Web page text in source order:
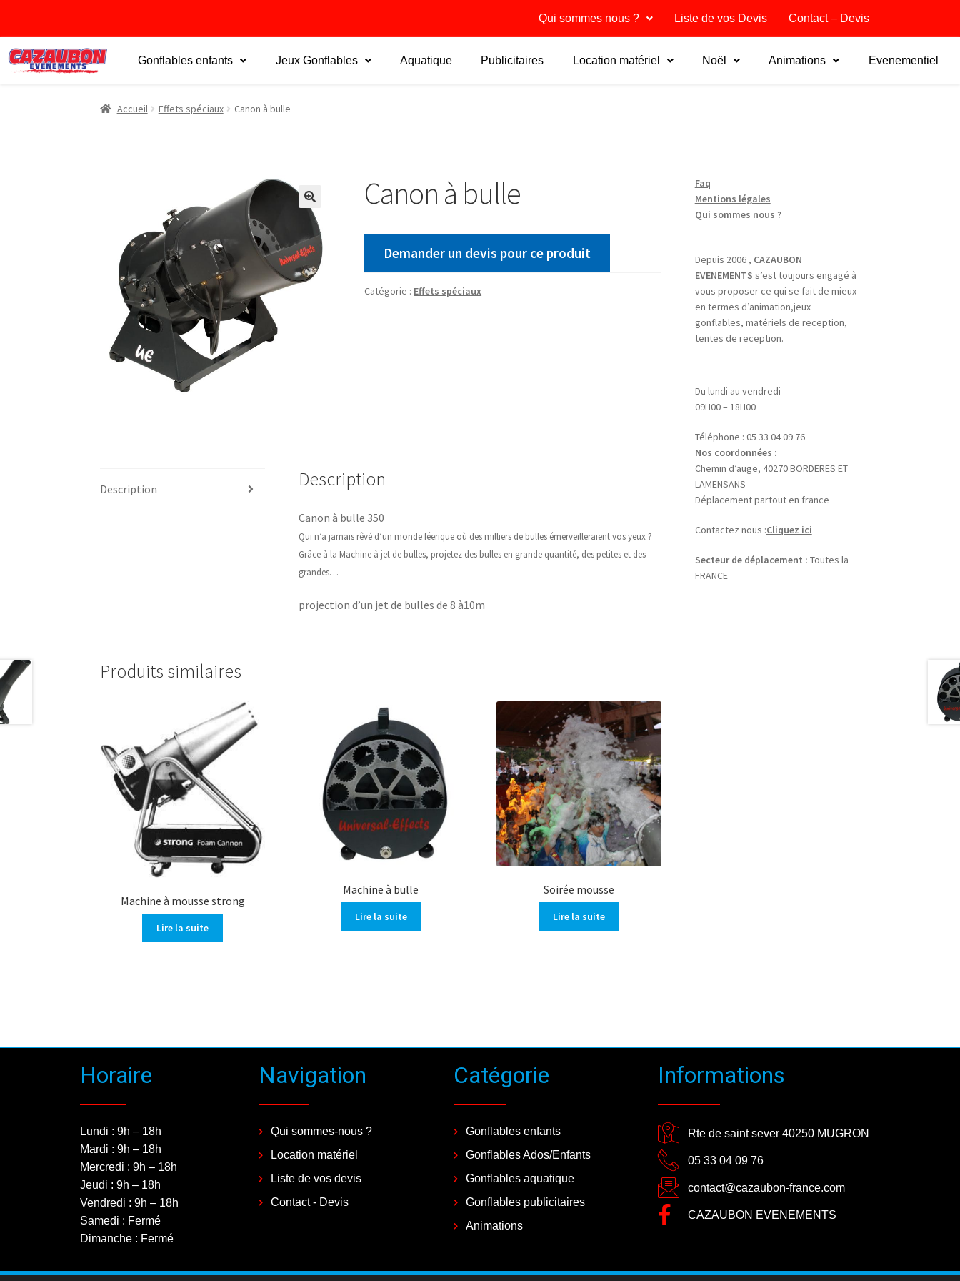
Qui sommes nous ? Liste de vos Devis Contact – Devis
Gonflables enfants Jeux Gonflables Aquatique Publicitaires Location matériel Noël Animations Evenementiel
Accueil Effets spéciaux Canon à bulle
Canon à bulle
Demander un devis pour ce produit
Catégorie : Effets spéciaux
Description Description
Canon à bulle 350
Qui n’a jamais rêvé d’un monde féerique où des milliers de bulles émerveilleraient vos yeux ?
Grâce à la Machine à jet de bulles, projetez des bulles en grande quantité, des petites et des
grandes…
projection d’un jet de bulles de 8 à10m
Produits similaires
Machine à mousse strong
Lire la suite
Machine à bulle
Lire la suite
Soirée mousse
Lire la suite
Faq
Mentions légales
Qui sommes nous ?
Depuis 2006 , CAZAUBON
EVENEMENTS s’est toujours engagé à
vous proposer ce qui se fait de mieux
en termes d’animation,jeux
gonflables, matériels de reception,
tentes de reception.
Du lundi au vendredi
09H00 – 18H00
Téléphone : 05 33 04 09 76
Nos coordonnées :
Chemin d’auge, 40270 BORDERES ET
LAMENSANS
Déplacement partout en france
Contactez nous :Cliquez ici
Secteur de déplacement : Toutes la
FRANCE
Horaire
Lundi : 9h – 18h
Mardi : 9h – 18h
Mercredi : 9h – 18h
Jeudi : 9h – 18h
Vendredi : 9h – 18h
Samedi : Fermé
Dimanche : Fermé
Navigation
Qui sommes-nous ?
Location matériel
Liste de vos devis
Contact - Devis
Catégorie
Gonflables enfants
Gonflables Ados/Enfants
Gonflables aquatique
Gonflables publicitaires
Animations
Informations
Rte de saint sever 40250 MUGRON
05 33 04 09 76
contact@cazaubon-france.com
CAZAUBON EVENEMENTS